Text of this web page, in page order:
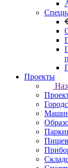
Проекты